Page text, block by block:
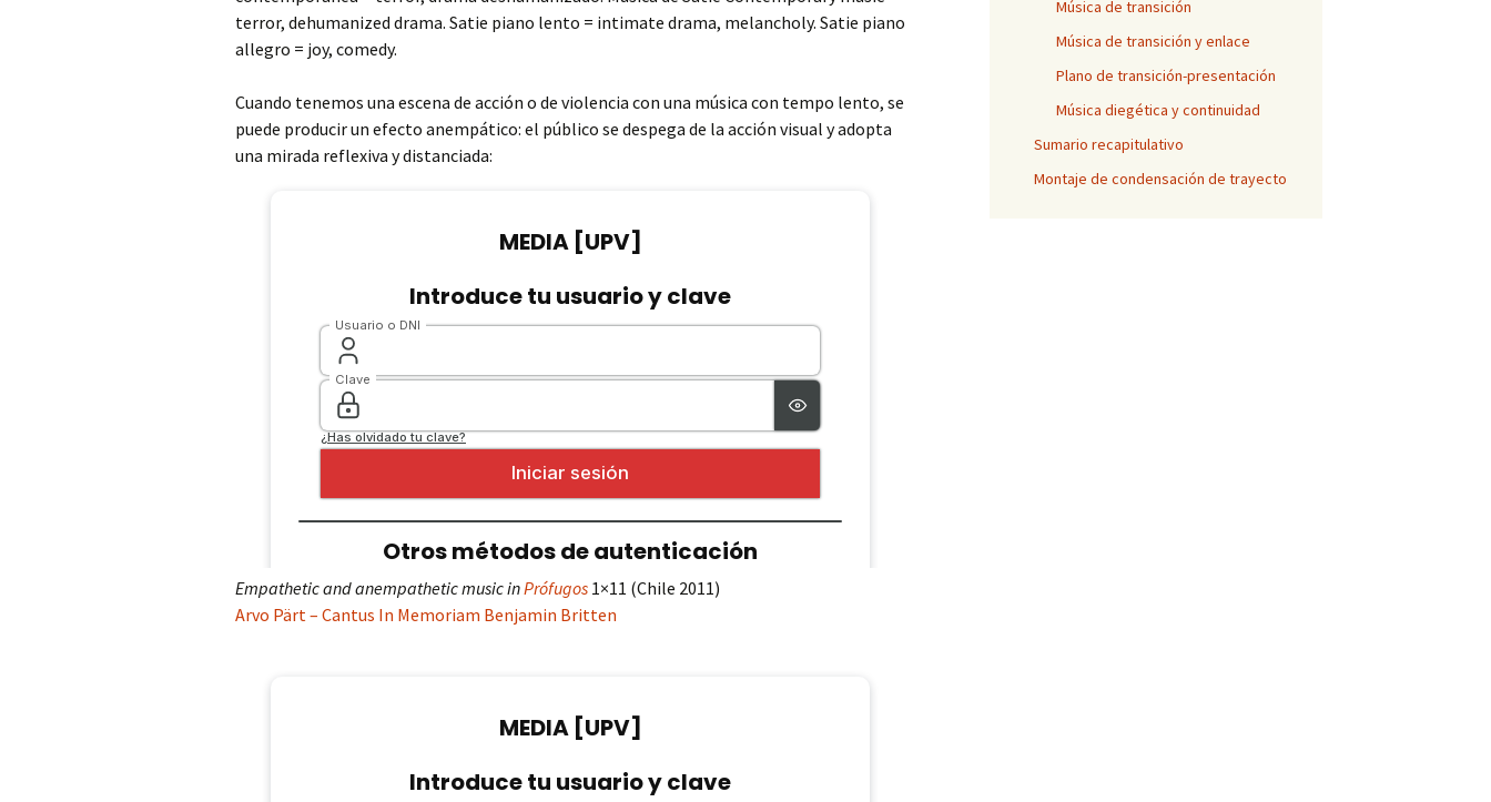
terror, dehumanized drama. Satie piano lento = intimate drama, melancholy. Satie piano
allegro = joy, comedy.
Cuando tenemos una escena de acción o de violencia con una música con tempo lento, se
puede producir un efecto anempático: el público se despega de la acción visual y adopta
una mirada reflexiva y distanciada:
Empathetic and anempathetic music inPrófugos 1×11 (Chile 2011)
Arvo Pärt – Cantus In Memoriam Benjamin Britten
Música de transición
Música de transición y enlace
Plano de transición-presentación
Música diegética y continuidad
Sumario recapitulativo
Montaje de condensación de trayecto